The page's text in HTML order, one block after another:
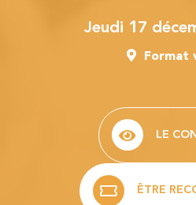
jeudi 17
Format
LE
ÊTRE